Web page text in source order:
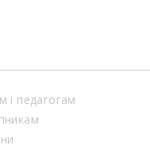
і педагогам